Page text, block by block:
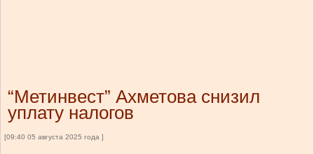
“Метинвест” Ахметова снизил
уплату налогов
[09:40 05 августа 2025 года ]